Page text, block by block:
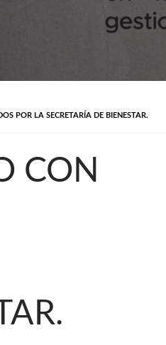
POR LA SECRETARÍA DE BIENESTAR.
CON